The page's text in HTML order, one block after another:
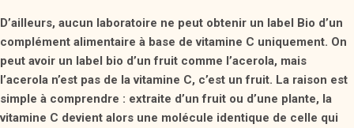
D’ailleurs, aucun laboratoire ne peut obtenir un label Bio d’un
complément alimentaire à base de vitamine C uniquement. On
peut avoir un label bio d’un fruit comme l’acerola, mais
l’acerola n’est pas de la vitamine C, c’est un fruit. La raison est
simple à comprendre : extraite d’un fruit ou d’une plante, la
vitamine C devient alors une molécule identique de celle qui